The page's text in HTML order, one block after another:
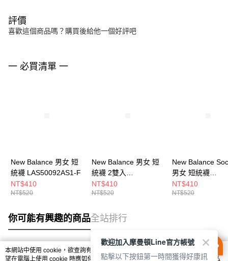
評價
喜歡這個商品嗎？購買後給他一個好評吧
一 必買清單 一
New Balance 男女 短
統襪 LAS50092AS1-F
NT$410
NT$520
New Balance 男女 短
統襪 2雙入
LAS51132AS2-F
NT$410
NT$520
New Balance
男女 短統襪
LAS51342AS1-F
NT$410
NT$520
你可能有興趣的商品全站排行
熱門標籤
本網站中使用 cookie，欲查詢有關本網站使用 cookie 方式之詳情，及若您不希
望在電腦上使用 cookie 時應如何變更電腦的 cookie 設定，請參閱本網站「
隱私
歡迎加入摩曼頓Line官方帳號
點擊以下按鈕第一時間獲得好康訊